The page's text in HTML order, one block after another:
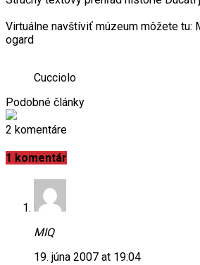
Virtuálne navštíviť múzeum môžete tu:
ogard
Cucciolo
Podobné články
2 komentáre
1 komentár
MIQ
19. júna 2007 at 19:04